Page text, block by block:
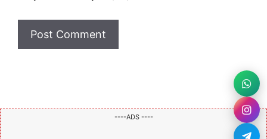
----ADS ----